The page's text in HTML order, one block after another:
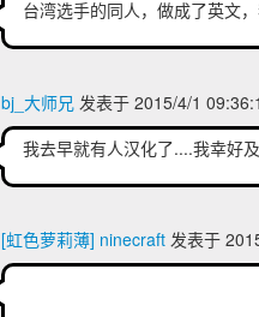
台湾选手的同人，做成了英文
bj_大师兄发表于 2015/4/1
我去早就有人汉化了....我幸好
[虹色萝莉薄] ninecraft发表于